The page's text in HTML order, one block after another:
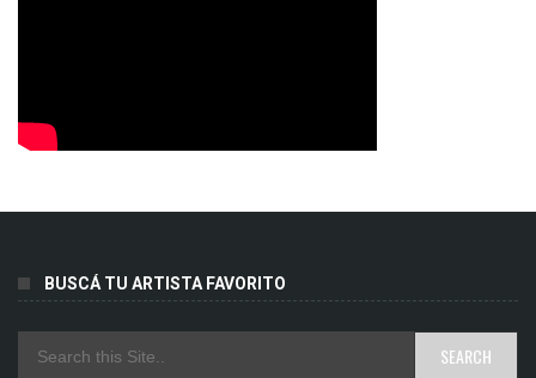
BUSCÁ TU ARTISTA FAVORITO